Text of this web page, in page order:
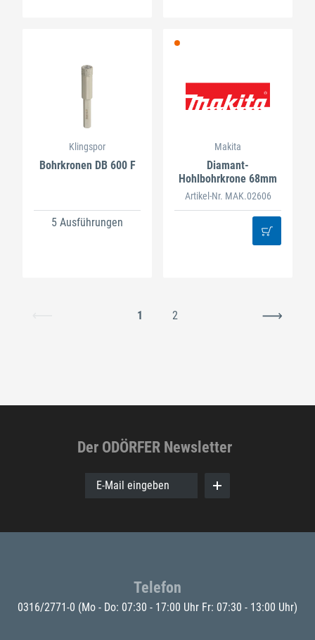
Klingspor
Bohrkronen DB 600 F
5 Ausführungen
Makita
Diamant-
Hohlbohrkrone 68mm
Artikel-Nr. MAK.02606
1 2
Der ODÖRFER Newsletter
E-Mail eingeben
Telefon
0316/2771-0 (Mo - Do: 07:30 - 17:00 Uhr Fr: 07:30 - 13:00 Uhr)